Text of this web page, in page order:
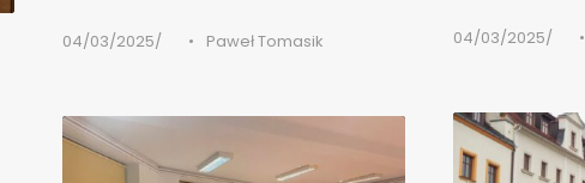
04/03/2025 •
04/03/2025 • Paweł Tomasik